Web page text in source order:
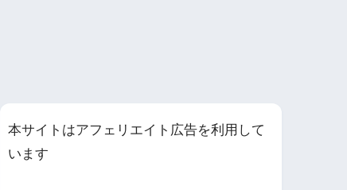
本サイトはアフェリエイト広告を利用して
います